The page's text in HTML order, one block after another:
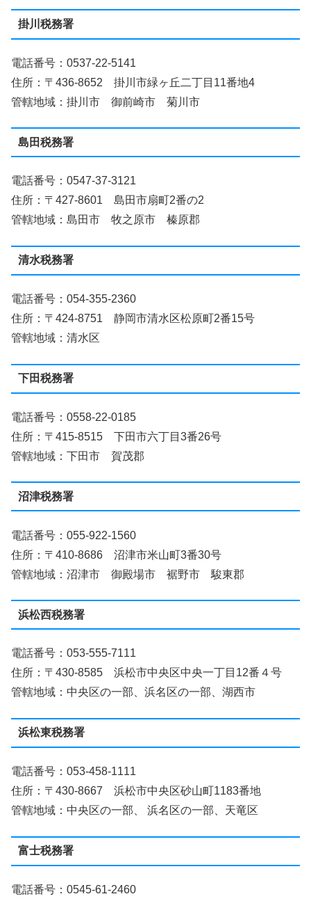
掛川税務署
電話番号：0537-22-5141
住所：〒436-8652 掛川市緑ヶ丘二丁目11番地4
管轄地域：掛川市 御前崎市 菊川市
島田税務署
電話番号：0547-37-3121
住所：〒427-8601 島田市扇町2番の2
管轄地域：島田市 牧之原市 榛原郡
清水税務署
電話番号：054-355-2360
住所：〒424-8751 静岡市清水区松原町2番15号
管轄地域：清水区
下田税務署
電話番号：0558-22-0185
住所：〒415-8515 下田市六丁目3番26号
管轄地域：下田市 賀茂郡
沼津税務署
電話番号：055-922-1560
住所：〒410-8686 沼津市米山町3番30号
管轄地域：沼津市 御殿場市 裾野市 駿東郡
浜松西税務署
電話番号：053-555-7111
住所：〒430-8585 浜松市中央区中央一丁目12番４号
管轄地域：中央区の一部、浜名区の一部、湖西市
浜松東税務署
電話番号：053-458-1111
住所：〒430-8667 浜松市中央区砂山町1183番地
管轄地域：中央区の一部、 浜名区の一部、天竜区
富士税務署
電話番号：0545-61-2460